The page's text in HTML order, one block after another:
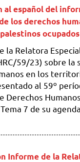
al español del
los derechos
ocupados
la Relatora
59/23) sobre la
en los
al 59º
Derechos
Tema 7 de su agenda.
Informe de la